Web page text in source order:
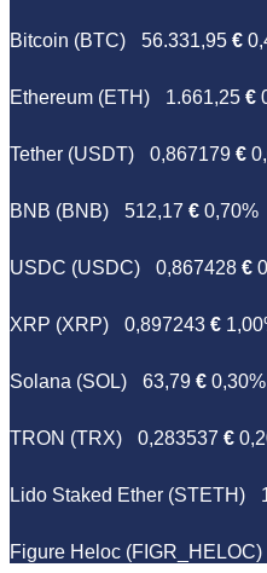
Bitcoin (BTC) 56.331,95 €
Ethereum (ETH) 1.661,25 €
Tether (USDT) 0,867179 €
BNB (BNB) 512,17 € 0,70%
USDC (USDC) 0,867428 €
XRP (XRP) 0,897243 €
Solana (SOL) 63,79 € 0,30%
TRON (TRX) 0,283537 €
Lido Staked Ether (STETH)
Figure Heloc (FIGR_HELOC)